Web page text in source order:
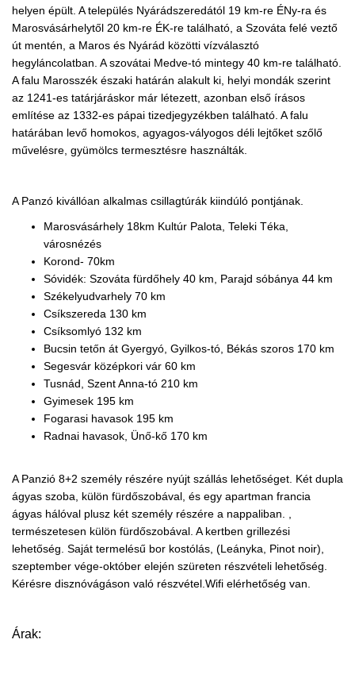
helyen épült. A település Nyárádszeredától 19 km-re ÉNy-ra és
Marosvásárhelytől 20 km-re ÉK-re található, a Szováta felé veztő
út mentén, a Maros és Nyárád közötti vízválasztó
hegyláncolatban. A szovátai Medve-tó mintegy 40 km-re található.
A falu Marosszék északi határán alakult ki, helyi mondák szerint
az 1241-es tatárjáráskor már létezett, azonban első írásos
említése az 1332-es pápai tizedjegyzékben található. A falu
határában levő homokos, agyagos-vályogos déli lejtőket szőlő
művelésre, gyümölcs termesztésre használták.
A Panzó kivállóan alkalmas csillagtúrák kiindúló pontjának.
Marosvásárhely 18km Kultúr Palota, Teleki Téka,
városnézés
Korond- 70km
Sóvidék: Szováta fürdőhely 40 km, Parajd sóbánya 44 km
Székelyudvarhely 70 km
Csíkszereda 130 km
Csíksomlyó 132 km
Bucsin tetőn át Gyergyó, Gyilkos-tó, Békás szoros 170 km
Segesvár középkori vár 60 km
Tusnád, Szent Anna-tó 210 km
Gyimesek 195 km
Fogarasi havasok 195 km
Radnai havasok, Ünő-kő 170 km
A Panzió 8+2 személy részére nyújt szállás lehetőséget. Két dupla
ágyas szoba, külön fürdőszobával, és egy apartman francia
ágyas hálóval plusz két személy részére a nappaliban. ,
természetesen külön fürdőszobával. A kertben grillezési
lehetőség. Saját termelésű bor kostólás, (Leányka, Pinot noir),
szeptember vége-október elején szüreten részvételi lehetőség.
Kérésre disznóvágáson való részvétel.Wifi elérhetőség van.
Árak: